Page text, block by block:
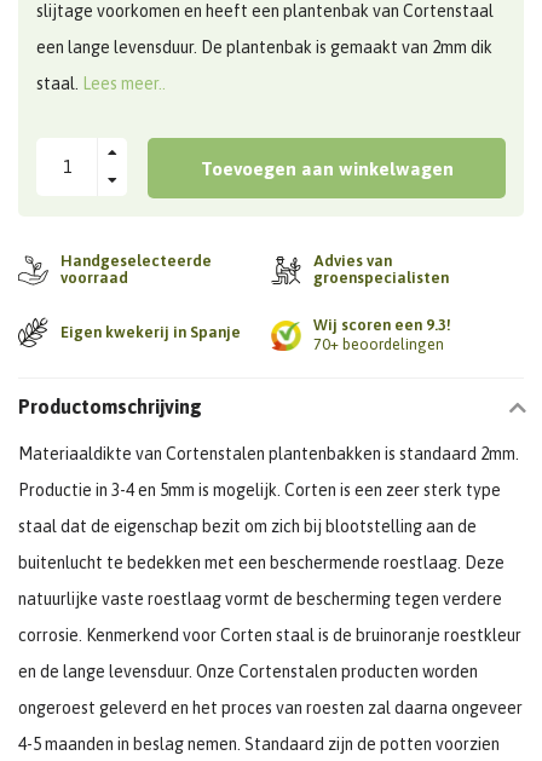
slijtage voorkomen en heeft een plantenbak van Cortenstaal
een lange levensduur. De plantenbak is gemaakt van 2mm dik
staal. Lees meer..
Toevoegen aan winkelwagen
Handgeselecteerde
voorraad
Advies van
groenspecialisten
Eigen kwekerij in Spanje
Wij scoren een 9.3!
70+ beoordelingen
Productomschrijving
Materiaaldikte van Cortenstalen plantenbakken is standaard 2mm.
Productie in 3-4 en 5mm is mogelijk. Corten is een zeer sterk type
staal dat de eigenschap bezit om zich bij blootstelling aan de
buitenlucht te bedekken met een beschermende roestlaag. Deze
natuurlijke vaste roestlaag vormt de bescherming tegen verdere
corrosie. Kenmerkend voor Corten staal is de bruinoranje roestkleur
en de lange levensduur. Onze Cortenstalen producten worden
ongeroest geleverd en het proces van roesten zal daarna ongeveer
4-5 maanden in beslag nemen. Standaard zijn de potten voorzien